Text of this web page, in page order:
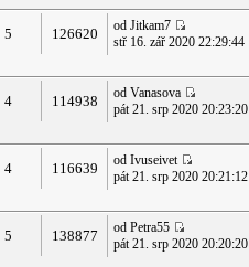
5 126620
od Jitkam7
stř 16. zář 2020 22:29:44
4 114938
od Vanasova
pát 21. srp 2020 20:23:20
4 116639
od Ivuseivet
pát 21. srp 2020 20:21:12
5 138877
od Petra55
pát 21. srp 2020 20:20:20